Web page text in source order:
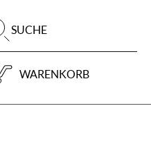
SUCHE
WARENKORB